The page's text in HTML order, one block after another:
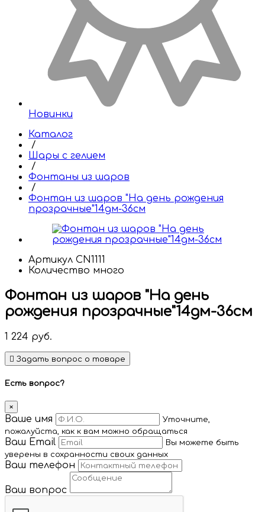
Новинки
Каталог
/
Шары с гелием
/
Фонтаны из шаров
/
Фонтан из шаров "На день рождения
прозрачные"14дм-36см
Артикул CN1111
Количество много
Фонтан из шаров "На день
рождения прозрачные"14дм-36см
1 224 руб.
Задать вопрос о товаре
Есть вопрос?
×
Ваше имя
Уточните,
пожалуйста, как к вам можно обращаться
Ваш Email
Вы можете быть
уверены в сохранности своих данных
Ваш телефон
Ваш вопрос